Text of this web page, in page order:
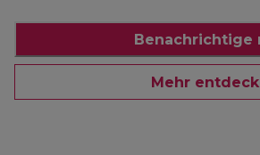
Benachrichtige
Mehr